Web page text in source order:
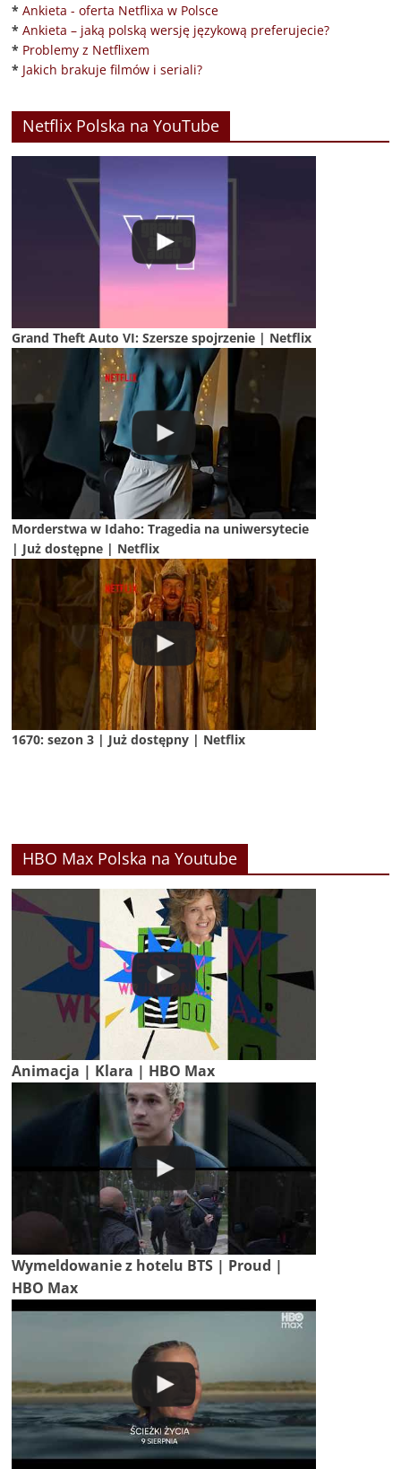
* Ankieta - oferta Netflixa w Polsce
* Ankieta – jaką polską wersję językową preferujecie?
* Problemy z Netflixem
* Jakich brakuje filmów i seriali?
Netflix Polska na YouTube
Grand Theft Auto VI: Szersze spojrzenie | Netflix
Morderstwa w Idaho: Tragedia na uniwersytecie
| Już dostępne | Netflix
1670: sezon 3 | Już dostępny | Netflix
HBO Max Polska na Youtube
Animacja | Klara | HBO Max
Wymeldowanie z hotelu BTS | Proud |
HBO Max